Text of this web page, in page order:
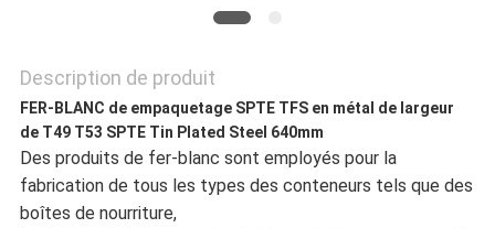
DE
CONFIDENTIALITÉ
Description de produit
FER-BLANC de empaquetage SPTE TFS en métal de largeur
de T49 T53 SPTE Tin Plated Steel 640mm
Des produits de fer-blanc sont employés pour la
fabrication de tous les types des conteneurs tels que des
boîtes de nourriture,